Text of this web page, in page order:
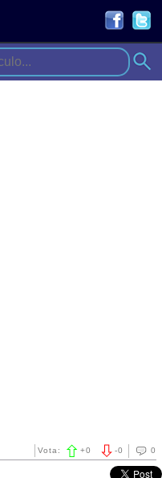
0
-0
Vota: +0